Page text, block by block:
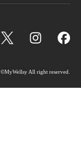
©MyWellsy All right reserved.